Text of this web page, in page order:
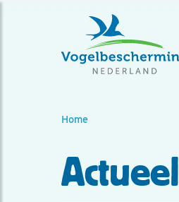
Home
Actueel